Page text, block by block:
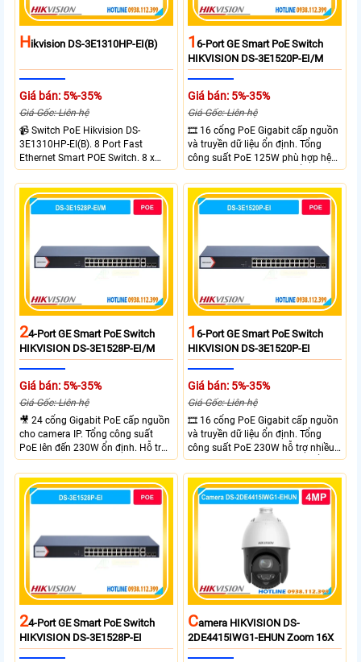
HIkvision DS-3E1310HP-EI(B)
Giá bán: 5%-35%
Giá Gốc: Liên hệ
📹 Switch PoE Hikvision DS-
3E1310HP-EI(B). 8 Port Fast
Ethernet Smart POE Switch. 8 x
10/100M PoE Ports, 2 x Gigabit
Uplink Ports.
16-Port GE Smart PoE Switch
HIKVISION DS-3E1520P-EI/M
Giá bán: 5%-35%
Giá Gốc: Liên hệ
🎞 16 cổng PoE Gigabit cấp nguồn
và truyền dữ liệu ổn định. Tổng
công suất PoE 125W phù hợp hệ
thống camera IP vừa. 2 cổng RJ45
Gigabit và 2 cổng quang SFP mở
rộng linh hoạt. Hỗ trợ truyền PoE
xa tối đa lên đến 300 mét.
24-Port GE Smart PoE Switch
HIKVISION DS-3E1528P-EI/M
Giá bán: 5%-35%
Giá Gốc: Liên hệ
🎥 24 cổng Gigabit PoE cấp nguồn
cho camera IP. Tổng công suất
PoE lên đến 230W ổn định. Hỗ trợ
truyền PoE xa đến 300 mét. Băng
thông chuyển mạch đạt 68 Gbps
mạnh mẽ.
16-Port GE Smart PoE Switch
HIKVISION DS-3E1520P-EI
Giá bán: 5%-35%
Giá Gốc: Liên hệ
🎞 16 cổng PoE Gigabit cấp nguồn
và truyền dữ liệu ổn định. Tổng
công suất PoE 230W hỗ trợ nhiều
thiết bị cùng lúc. Tốc độ chuyển
mạch 68Gbps đảm bảo hiệu suất
cao ổn định. Hỗ trợ truyền PoE xa
lên đến 300m cho hệ thống
24-Port GE Smart PoE Switch
HIKVISION DS-3E1528P-EI
CAmera HIKVISION DS-
2DE4415IWG1-EHUN Zoom 16X